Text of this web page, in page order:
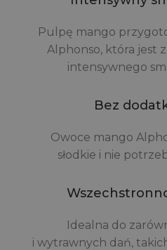
Pulpę mango
Alphonso, która jest
intensywnego
Bez
Owoce mango
słodkie i nie
Idealna do
i wytrawnych dań,